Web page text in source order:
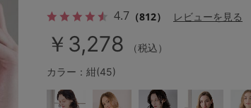
その他から探す
お気に入り
4.7 （812） レビューを見る
￥3,278
（税込）
カラー：紺(45)